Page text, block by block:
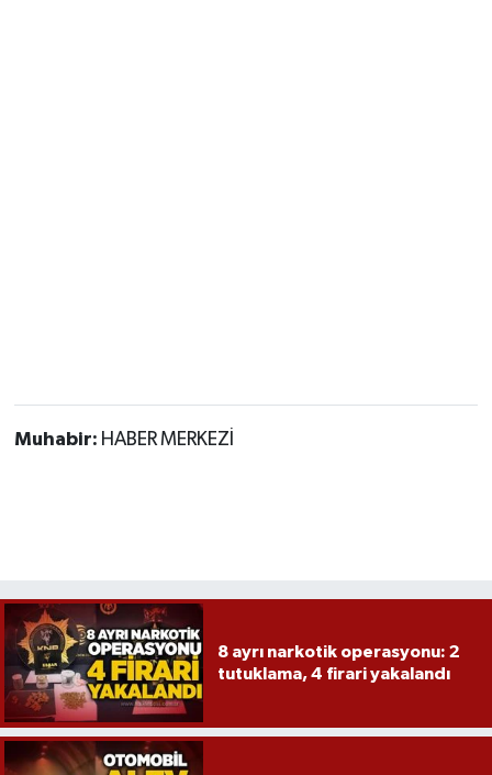
Muhabir: HABER MERKEZİ
8 ayrı narkotik operasyonu: 2
tutuklama, 4 firari yakalandı